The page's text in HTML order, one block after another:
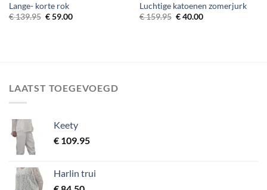
Lange- korte rok
€139.95 Oorspronkelijke
€59.00Huidige
Luchtige katoenen zomerjurk
€159.95 Oorspronkelijke
€40.00Huidige
LAATST TOEGEVOEGD
Keety
€ 109.95
Harlin trui